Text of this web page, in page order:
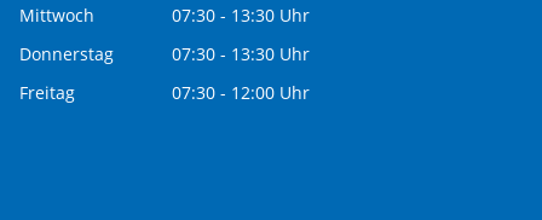
Mittwoch
07:30 - 13:30 Uhr
Donnerstag
07:30 - 13:30 Uhr
Freitag
07:30 - 12:00 Uhr